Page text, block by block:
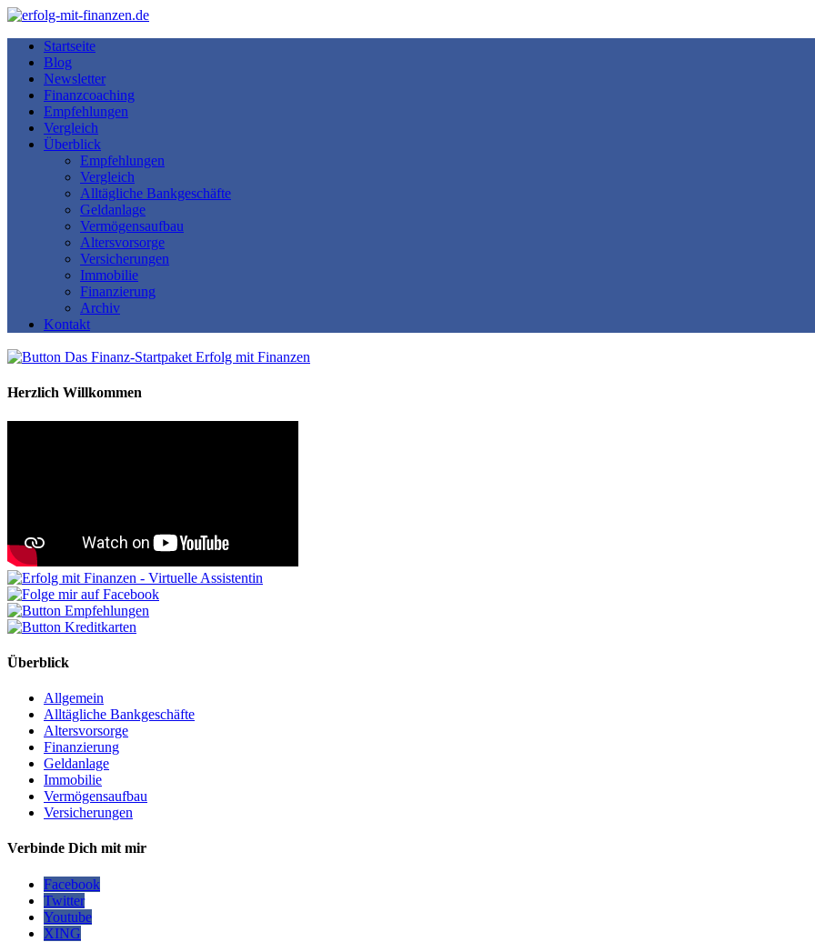
Startseite
Blog
Newsletter
Finanzcoaching
Empfehlungen
Vergleich
Überblick
Empfehlungen
Vergleich
Alltägliche Bankgeschäfte
Geldanlage
Vermögensaufbau
Altersvorsorge
Versicherungen
Immobilie
Finanzierung
Archiv
Kontakt
Herzlich Willkommen
Überblick
Allgemein
Alltägliche Bankgeschäfte
Altersvorsorge
Finanzierung
Geldanlage
Immobilie
Vermögensaufbau
Versicherungen
Verbinde Dich mit mir
Facebook
Twitter
Youtube
XING